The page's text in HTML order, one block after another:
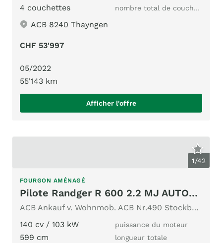
4 couchettes nombre total de couchages
ACB 8240 Thayngen
CHF 53'997
05/2022
55'143 km
Afficher l'offre
1/42
FOURGON AMÉNAGÉ
Pilote Randger R 600 2.2 MJ AUTOMAT
ACB Ankauf v. Wohnmob. ACB Nr.490 Stockbett Dieselhzg. Solar
140 cv / 103 kW
puissance du moteur
599 cm longueur totale